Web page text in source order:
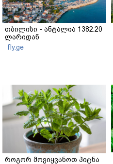
თბილისი - ანტალია 1382.20
ლარიდან
fly.ge
როგორ მოვიყვანოთ პიტნა